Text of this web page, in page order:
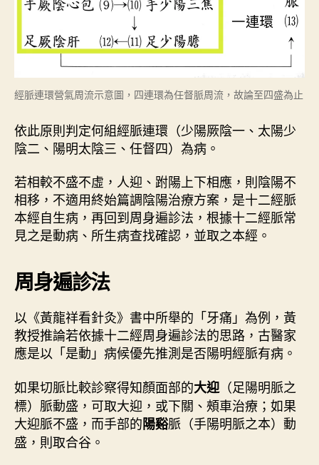
經脈連環營氣周流示意圖，四連環為任督脈周流，故論至四盛為止
依此原則判定何組經脈連環（少陽厥陰一、太陽少
陰二、陽明太陰三、任督四）為病。
若相較不盛不虛，人迎、跗陽上下相應，則陰陽不
相移，不適用終始篇調陰陽治療方案，是十二經脈
本經自生病，再回到周身遍診法，根據十二經脈常
見之是動病、所生病查找確認，並取之本經。
周身遍診法
以《黃龍祥看針灸》書中所舉的「牙痛」為例，黃
教授推論若依據十二經周身遍診法的思路，古醫家
應是以「是動」病候優先推測是否陽明經脈有病。
如果切脈比較診察得知顏面部的大迎 （足陽明脈之
標）脈動盛，可取大迎，或下關、頰車治療；如果
大迎脈不盛，而手部的陽谿脈（手陽明脈之本）動
盛，則取合谷。